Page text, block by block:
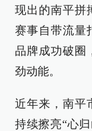
现出的南平拼
赛事自带流量
品牌成功破圈
劲动能。
近年来，南平
持续擦亮“心